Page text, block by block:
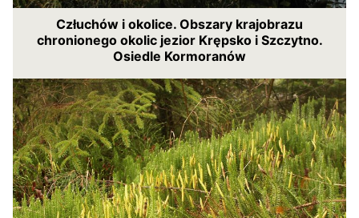
Człuchów i okolice. Obszary krajobrazu
chronionego okolic jezior Krępsko i Szczytno.
Osiedle Kormoranów